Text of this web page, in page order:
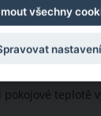
nebo černého
pokojové teplotě
všechny
nastavení